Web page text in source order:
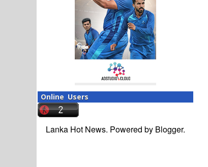
Online Users
Lanka Hot News. Powered by Blogger.